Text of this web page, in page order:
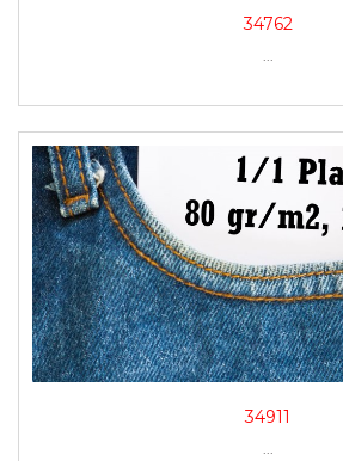
34762
...
34911
...